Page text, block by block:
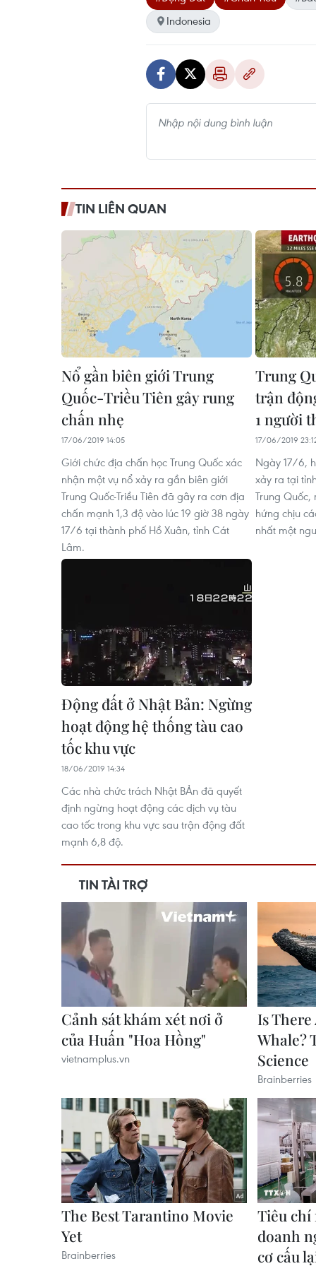
Indonesia
TIN LIÊN QUAN
Nổ gần biên giới Trung
Quốc-Triều Tiên gây rung
chấn nhẹ
17/06/2019 14:05
Giới chức địa chấn học Trung Quốc xác
nhận một vụ nổ xảy ra gần biên giới
Trung Quốc-Triều Tiên đã gây ra cơn địa
chấn mạnh 1,3 độ vào lúc 19 giờ 38 ngày
17/6 tại thành phố Hồ Xuân, tỉnh Cát
Lâm.
Trung
trận
1 người
17/06/2019
Ngày 17/6,
xảy ra tại
Trung
hứng chịu
nhất một
Động đất ở Nhật Bản: Ngừng
hoạt động hệ thống tàu cao
tốc khu vực
18/06/2019 14:34
Các nhà chức trách Nhật BẢn đã quyết
định ngừng hoạt động các dịch vụ tàu
cao tốc trong khu vực sau trận động đất
mạnh 6,8 độ.